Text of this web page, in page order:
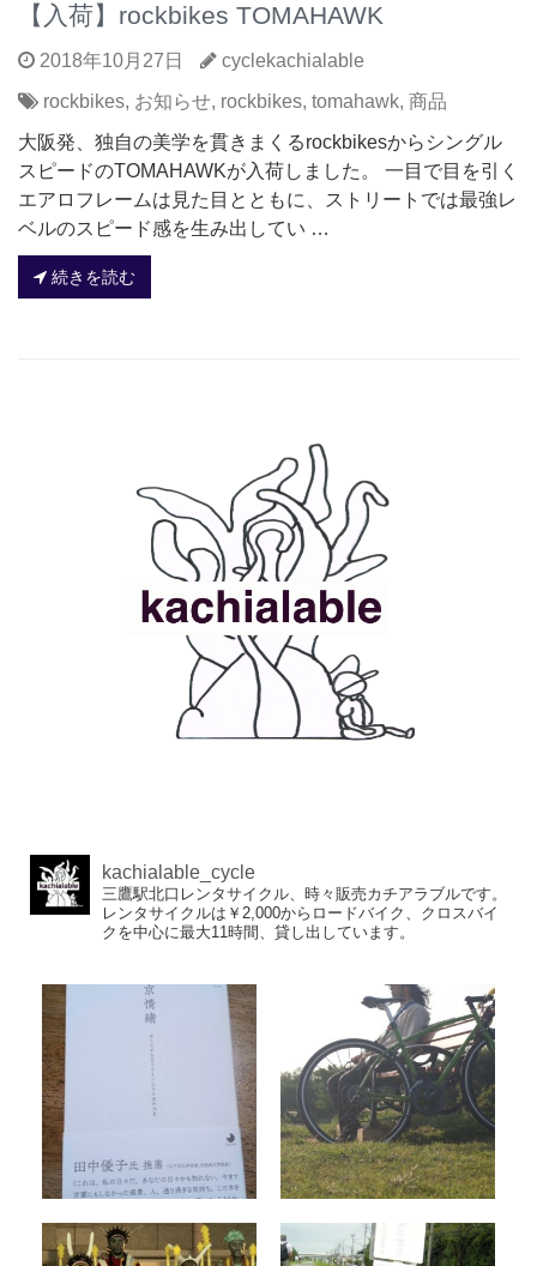
【入荷】rockbikes TOMAHAWK
2018年10月27日
cyclekachialable
rockbikes, お知らせ, rockbikes, tomahawk, 商品
大阪発、独自の美学を貫きまくるrockbikesからシングル
スピードのTOMAHAWKが入荷しました。 一目で目を引く
エアロフレームは見た目とともに、ストリートでは最強レ
ベルのスピード感を生み出してい …
続きを読む
kachialable_cycle
三鷹駅北口レンタサイクル、時々販売カチアラブルです。
レンタサイクルは￥2,000からロードバイク、クロスバイ
クを中心に最大11時間、貸し出しています。